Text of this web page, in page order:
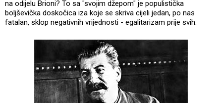
na odijelu Brioni? To sa "svojim džepom" je populistička
boljševička doskočica iza koje se skriva cijeli jedan, po nas
fatalan, sklop negativnih vrijednosti - egalitarizam prije svih.